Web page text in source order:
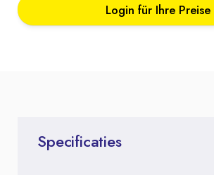
Login für Ihre Preise
Specificaties